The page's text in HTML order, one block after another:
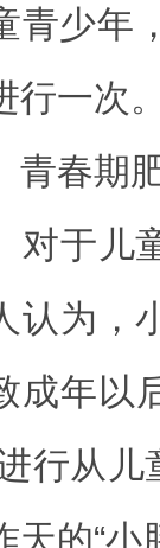
青少年
行一次
期肥
儿童
认为，
成年以
行从儿
天的“小